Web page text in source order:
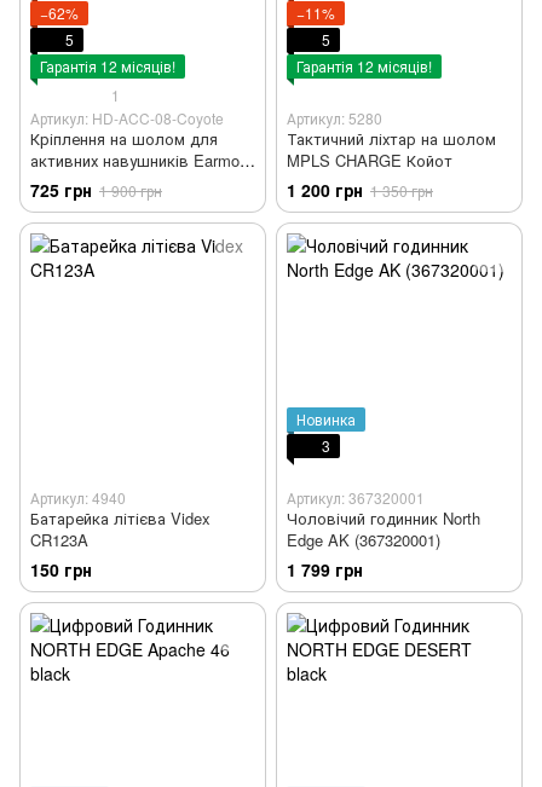
−62%
5
Гарантія 12 місяців!
1
Артикул: HD-ACC-08-Coyote
Кріплення на шолом для
активних навушників Earmor /
Impact sport / Walker’s / Razor
та ін. Адаптер з поворотом
чебурашки Колір Coyote
725 грн 1 900 грн
−11%
5
Гарантія 12 місяців!
Артикул: 5280
Тактичний ліхтар на шолом
MPLS CHARGE Койот
1 200 грн 1 350 грн
Артикул: 4940
Батарейка літієва Videx
CR123A
150 грн
Новинка
3
Артикул: 367320001
Чоловічий годинник North
Edge AK (367320001)
1 799 грн